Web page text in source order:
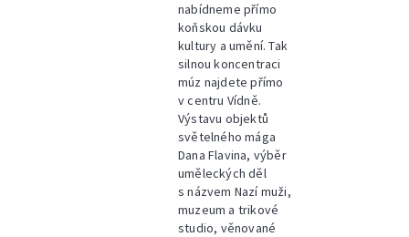
nabídneme přímo
koňskou dávku
kultury a umění. Tak
silnou koncentraci
múz najdete přímo
v centru Vídně.
Výstavu objektů
světelného mága
Dana Flavina, výběr
uměleckých děl
s názvem Nazí muži,
muzeum a trikové
studio, věnované